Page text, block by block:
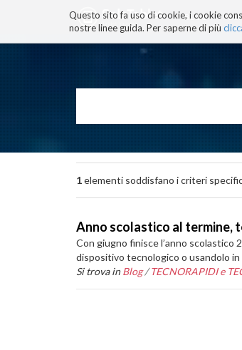
Questo sito fa uso di cookie, i cookie
nostre linee guida. Per saperne di più
BLOG
navigazione
1elementi soddisfano i criteri
Anno scolastico al termine,
Con giugno finisce l’anno scolastico
dispositivo tecnologico o usandolo
Si trova in Blog /TECNORAPIDI e